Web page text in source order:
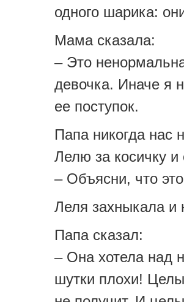
одного шарика:
Мама сказала:
– Это
девочка. Иначе я
ее поступок.
Папа никогда нас
Лелю за косичку и
– Объясни, что
Леля захныкала и
Папа сказал:
– Она хотела над
шутки плохи!